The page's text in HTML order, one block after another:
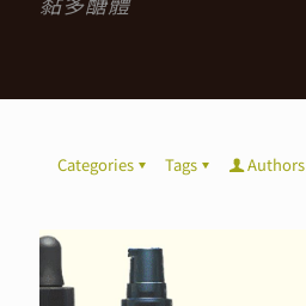
Categories Tags Authors